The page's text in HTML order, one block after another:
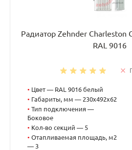
Радиатор Zehnder Charleston
RAL 9016
• Цвет — RAL 9016 белый
• Габариты, мм — 230x492x62
• Тип подключения —
Боковое
• Кол-во секций — 5
• Отапливаемая площадь, м2
— 3